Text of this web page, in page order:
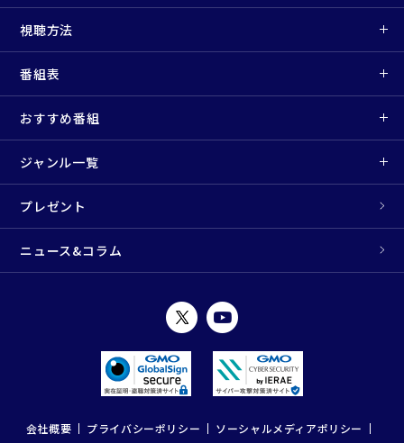
視聴方法
番組表
おすすめ番組
ジャンル一覧
プレゼント
ニュース&コラム
会社概要 プライバシーポリシー
ソーシャルメディアポリシー